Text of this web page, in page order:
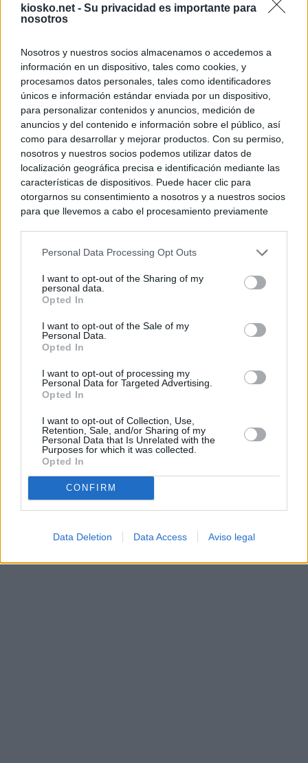
kiosko.net - Su privacidad es importante para
nosotros
Nosotros y nuestros socios almacenamos o accedemos a
información en un dispositivo, tales como cookies, y
procesamos datos personales, tales como identificadores
únicos e información estándar enviada por un dispositivo,
para personalizar contenidos y anuncios, medición de
anuncios y del contenido e información sobre el público, así
como para desarrollar y mejorar productos. Con su permiso,
nosotros y nuestros socios podemos utilizar datos de
localización geográfica precisa e identificación mediante las
características de dispositivos. Puede hacer clic para
otorgarnos su consentimiento a nosotros y a nuestros socios
para que llevemos a cabo el procesamiento previamente
negar su consentimiento. Tenga en cuenta que algún
de su consentimiento, pero usted tiene el derecho de
rechazar tal procesamiento. Sus preferencias se aplicarán
cualquier momento entrando de nuevo en este sitio web o
visitando nuestra política de privacidad.
Personal Data Processing Opt Outs
I want to opt-out of the Sharing of my
personal data.
Opted In
I want to opt-out of the Sale of my
Personal Data.
Opted In
I want to opt-out of processing my
Personal Data for Targeted Advertising.
Opted In
I want to opt-out of Collection, Use,
Retention, Sale, and/or Sharing of my
Personal Data that Is Unrelated with the
Purposes for which it was collected.
Opted In
CONFIRM
Data Deletion Data Access Aviso legal